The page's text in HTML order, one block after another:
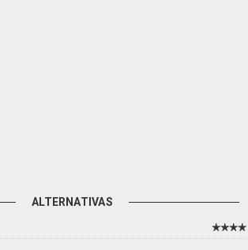
ALTERNATIVAS